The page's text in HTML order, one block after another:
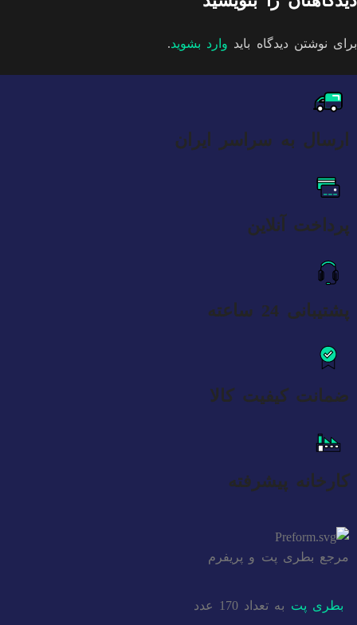
برای نوشتن دیدگاه باید وارد بشوید.
ارسال به سراسر ایران
پرداخت آنلاین
پشتیبانی 24 ساعته
ضمانت کیفیت کالا
کارخانه پیشرفته
مرجع بطری پت و پریفرم
بطری پت به تعداد 170 عدد